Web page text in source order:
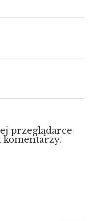
przeglądarce
komentarzy.